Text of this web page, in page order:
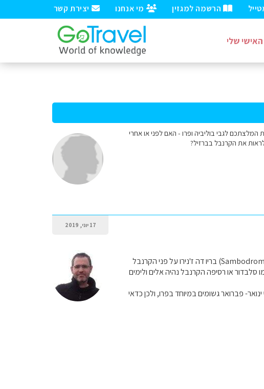
יצירת קשר מי אנחנו הרשמה למגזין
שלי
לגבי בוליביה ופרו - האם לפני או אחרי
את הקרנבל בברזיל?
17 יוני, 2019
ברמה האישית אני מעדיף את מצעד המנצחות שנערך ב29.02 ב2020 בסמבודרומו (Sambodromo) בריו דה ז'נירו על פני הקרנבל
סלבדור או רסיפה הקרנבל נהיה אלים ולימים
פברואר גשומים במיוחד בפרו, ולכן כדאי